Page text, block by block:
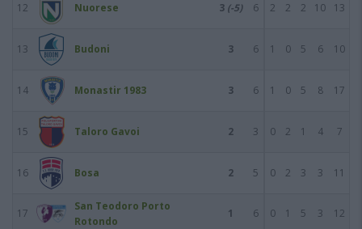
12 Nuorese 3 (-5) 6 2 2 2 10 13
13 Budoni 3 6 1 0 5 6 10
14 Monastir 1983 3 6 1 0 5 8 17
15 Taloro Gavoi 2 3 0 2 1 4 7
16 Bosa 2 5 0 2 3 3 11
17
San Teodoro Porto
Rotondo
1 6 0 1 5 3 12